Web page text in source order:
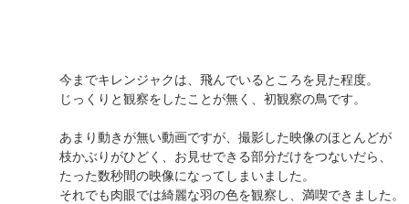
今までキレンジャクは、飛んでいるところを見た程度。
じっくりと観察をしたことが無く、初観察の鳥です。
あまり動きが無い動画ですが、撮影した映像のほとんどが
枝かぶりがひどく、お見せできる部分だけをつないだら、
たった数秒間の映像になってしまいました。
それでも肉眼では綺麗な羽の色を観察し、満喫できました。